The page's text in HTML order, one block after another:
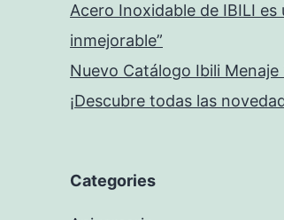
Acero Inoxidable de IBILI es
inmejorable”
Nuevo Catálogo Ibili Menaje
¡Descubre todas las
Categories